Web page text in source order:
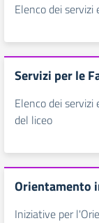
Elenco dei
Servizi per le
Elenco dei
del liceo
Orientamento
Iniziative per